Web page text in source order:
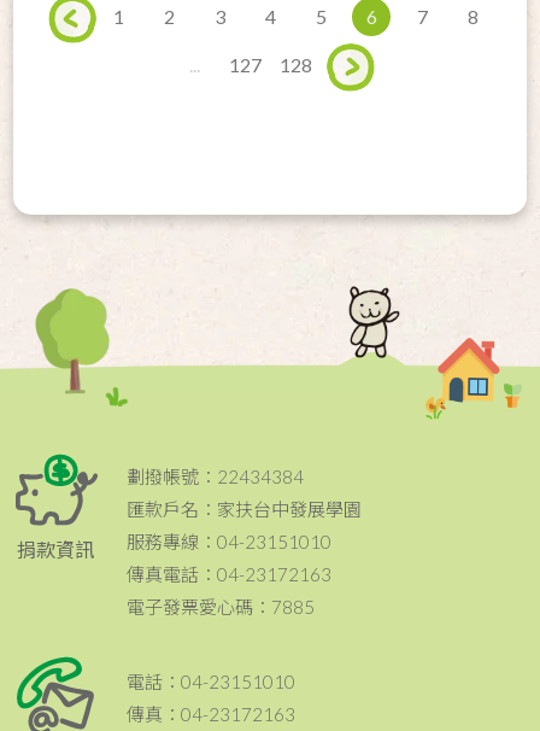
1 2 3 4 5 6 7 8
127 128
捐款資訊
劃撥帳號：22434384
匯款戶名：家扶台中發展學園
服務專線：04-23151010
傳真電話：04-23172163
電子發票愛心碼：7885
電話：04-23151010
傳真：04-23172163